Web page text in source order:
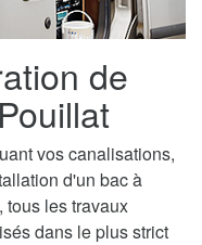
de
vos canalisations,
d'un bac à
tous les travaux
dans le plus strict